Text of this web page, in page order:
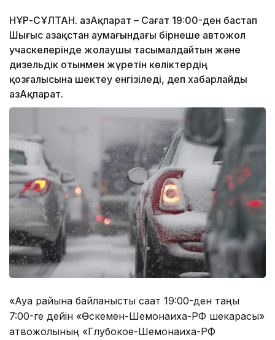
НҰР-СҰЛТАН. ҚазАқпарат – Сағат 19:00-ден бастап
Шығыс Қазақстан аумағындағы бірнеше автожол
учаскелерінде жолаушы тасымалдайтын және
дизельдік отынмен жүретін көліктердің
қозғалысына шектеу енгізіледі, деп хабарлайды
ҚазАқпарат.
«Ауа райына байланысты сағат 19:00-ден таңғы
7:00-ге дейін «Өскемен-Шемонаиха-РФ шекарасы»
атвожолының «Глубокое-Шемонаиха-РФ